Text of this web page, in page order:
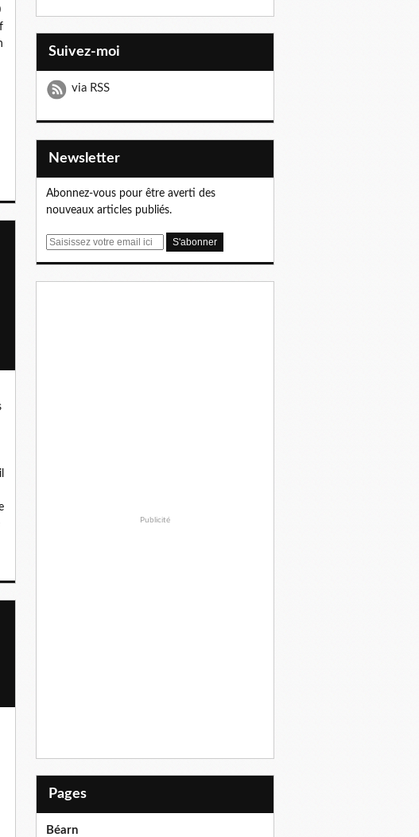
Suivez-moi
via RSS
Newsletter
Abonnez-vous pour être averti des
nouveaux articles publiés.
E
Publicité
Pages
Béarn